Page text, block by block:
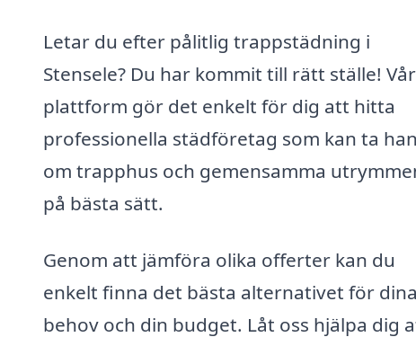
Letar du efter pålitlig trappstädning i
Stensele? Du har kommit till rätt ställe! Vår
plattform gör det enkelt för dig att hitta
professionella städföretag som kan ta
om trapphus och gemensamma
på bästa sätt.
Genom att jämföra olika offerter kan du
enkelt finna det bästa alternativet för dina
behov och din budget. Låt oss hjälpa dig